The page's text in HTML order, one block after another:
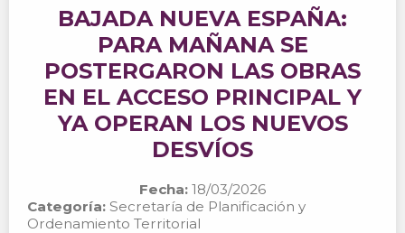
BAJADA NUEVA ESPAÑA:
PARA MAÑANA SE
POSTERGARON LAS OBRAS
EN EL ACCESO PRINCIPAL Y
YA OPERAN LOS NUEVOS
DESVÍOS
Fecha: 18/03/2026
Categoría: Secretaría de Planificación y
Ordenamiento Territorial